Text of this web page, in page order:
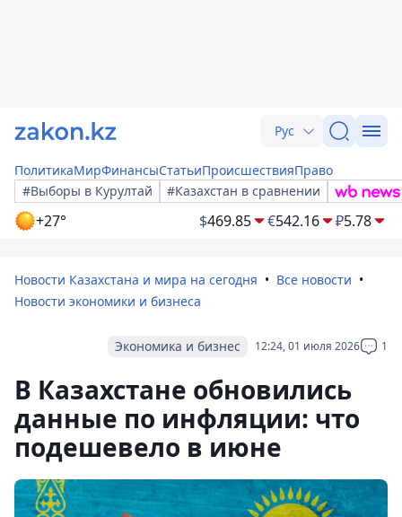
Рус
ПолитикаМирФинансыСтатьиПроисшествияПраво
#Выборы в Курултай
#Казахстан в сравнении
+27° $469.85 €542.16 ₽5.78
Новости Казахстана и мира на сегодня
Все новости
Новости экономики и бизнеса
12:24, 01 июля 2026 1
Экономика и бизнес
В Казахстане обновились
данные по инфляции: что
подешевело в июне